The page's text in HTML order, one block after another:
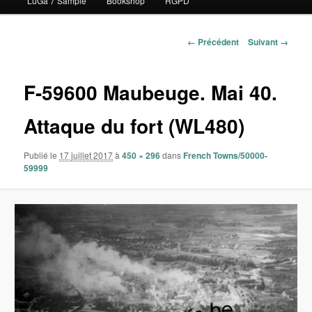
contenu
Navigation
← Précédent Suivant →
F-59600 Maubeuge. Mai 40.
Attaque du fort (WL480)
Publié le 17 juillet 2017à450 × 296dans French Towns/50000-
59999